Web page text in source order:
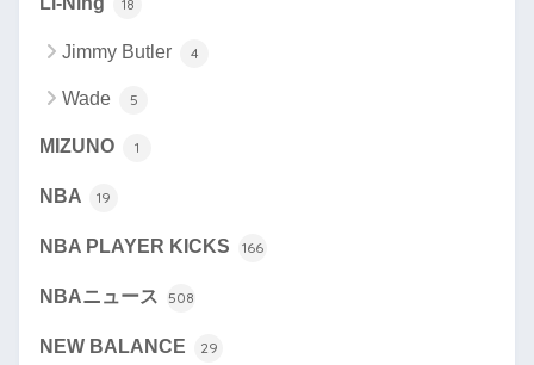
18
Jimmy Butler 4
Wade 5
MIZUNO 1
NBA 19
NBA PLAYER KICKS 166
NBAニュース 508
NEW BALANCE 29